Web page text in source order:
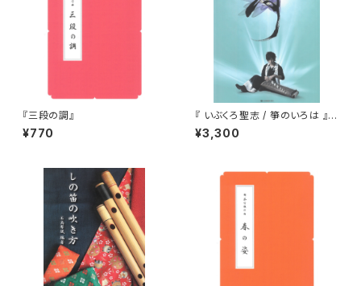
『三段の調』
¥770
『 いぶくろ聖志 / 箏のいろは 』
（CD付）
¥3,300